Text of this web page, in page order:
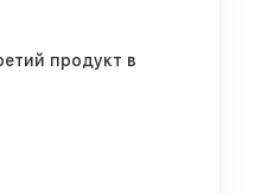
продукт в